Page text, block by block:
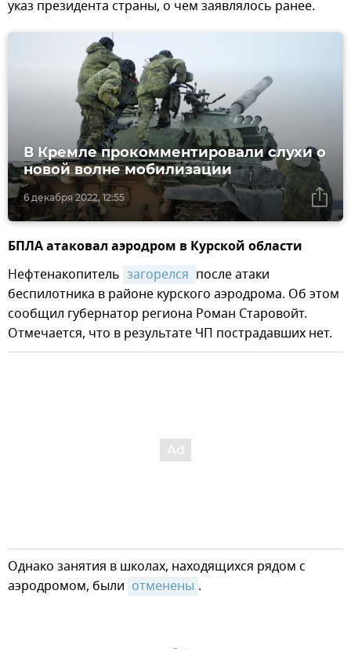
указ президента страны, о чем заявлялось ранее.
6 декабря 2022, 12:55
В Кремле прокомментировали слухи о
новой волне мобилизации
БПЛА атаковал аэродром в Курской области
Нефтенакопитель загорелся после атаки
беспилотника в районе курского аэродрома. Об этом
сообщил губернатор региона Роман Старовойт.
Отмечается, что в результате ЧП пострадавших нет.
Однако занятия в школах, находящихся рядом с
аэродромом, были отменены .